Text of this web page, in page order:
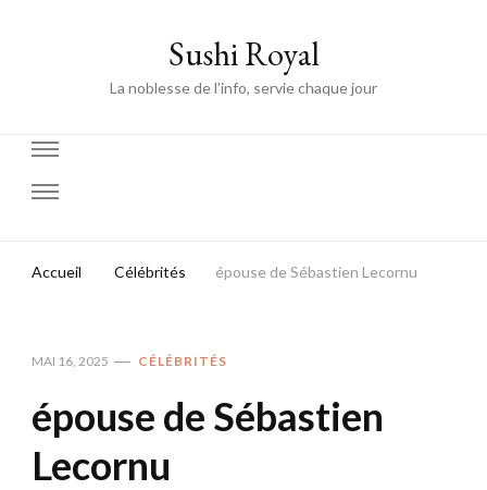
Sushi Royal
La noblesse de l’info, servie chaque jour
Accueil Célébrités épouse de Sébastien Lecornu
MAI 16, 2025 CÉLÉBRITÉS
épouse de Sébastien
Lecornu